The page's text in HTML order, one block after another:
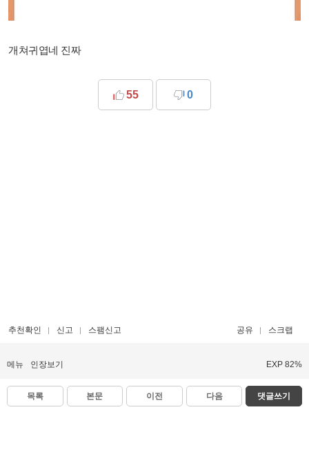
개쳐귀엽네 진짜
55 0
추천확인 신고 스팸신고 공유 스크랩
메뉴 인장보기 EXP 82%
목록 본문 이전 다음 댓글쓰기